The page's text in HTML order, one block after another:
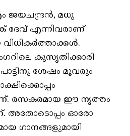
ജയചന്ദ്രൻ, മധു
എന്നിവരാണ്
വിധികർത്താക്കൾ.
കുസൃതിക്കാരി
ശേഷം മൂവരും
രസകരമായ ഈ നൃത്തം
അതോടൊപ്പം ഓരോ
ഗാനങ്ങളുമായി